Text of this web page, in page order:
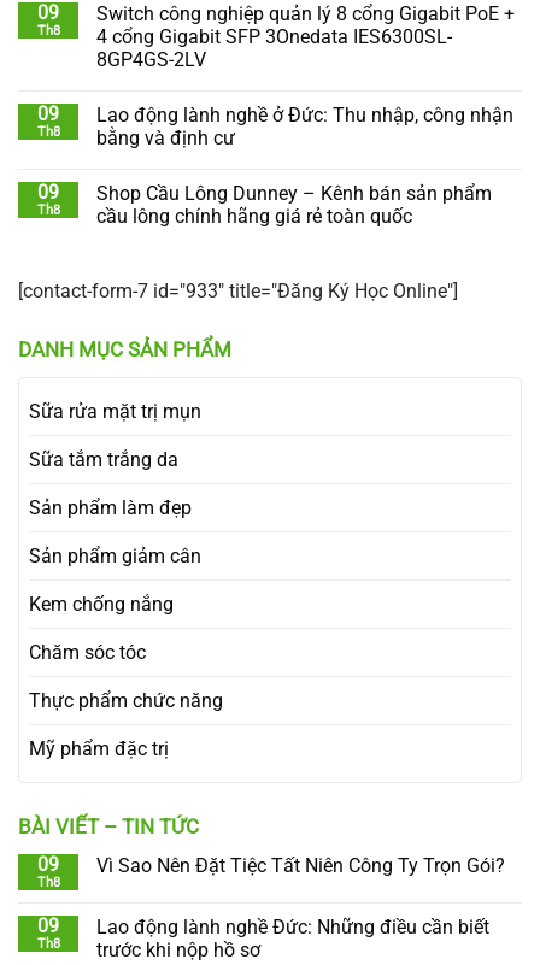
09
Th8
Switch công nghiệp quản lý 8 cổng Gigabit PoE +
4 cổng Gigabit SFP 3Onedata IES6300SL-
8GP4GS-2LV
09
Th8
Lao động lành nghề ở Đức: Thu nhập, công nhận
bằng và định cư
09
Th8
Shop Cầu Lông Dunney – Kênh bán sản phẩm
cầu lông chính hãng giá rẻ toàn quốc
[contact-form-7 id="933" title="Đăng Ký Học Online"]
DANH MỤC SẢN PHẨM
Sữa rửa mặt trị mụn
Sữa tắm trắng da
Sản phẩm làm đẹp
Sản phẩm giảm cân
Kem chống nắng
Chăm sóc tóc
Thực phẩm chức năng
Mỹ phẩm đặc trị
BÀI VIẾT – TIN TỨC
09
Th8
Vì Sao Nên Đặt Tiệc Tất Niên Công Ty Trọn Gói?
09
Th8
Lao động lành nghề Đức: Những điều cần biết
trước khi nộp hồ sơ